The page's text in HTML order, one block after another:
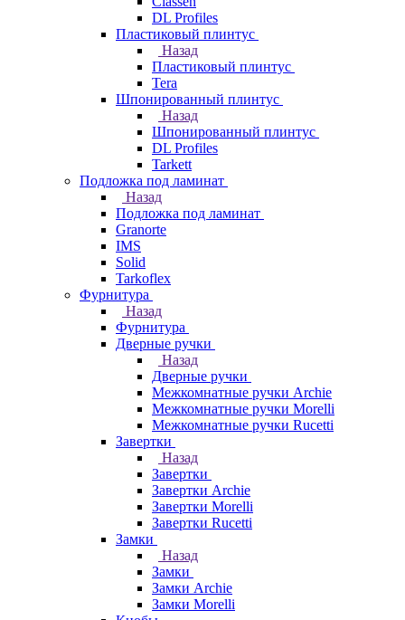
DL Profiles
Пластиковый плинтус
Назад
Пластиковый плинтус
Tera
Шпонированный плинтус
Назад
Шпонированный плинтус
DL Profiles
Tarkett
Подложка под ламинат
Назад
Подложка под ламинат
Granorte
IMS
Solid
Tarkoflex
Фурнитура
Назад
Фурнитура
Дверные ручки
Назад
Дверные ручки
Межкомнатные ручки Archie
Межкомнатные ручки Morelli
Межкомнатные ручки Rucetti
Завертки
Назад
Завертки
Завертки Archie
Завертки Morelli
Завертки Rucetti
Замки
Назад
Замки
Замки Archie
Замки Morelli